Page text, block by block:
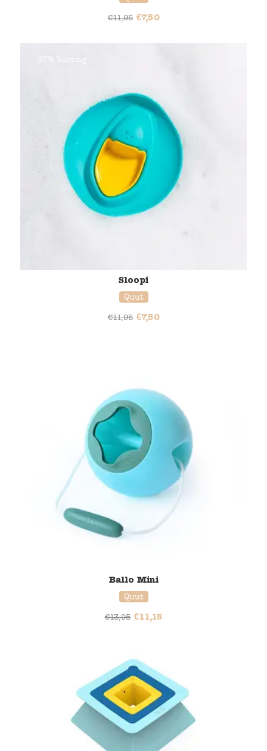
€11,95 €7,50
37% korting
Sloopi
Quut
€11,95 €7,50
Ballo Mini
Quut
€13,95 €11,15